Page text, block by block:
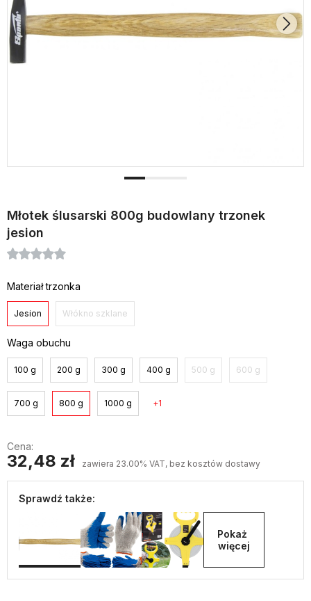
Młotek ślusarski 800g budowlany trzonek
jesion
Materiał trzonka
Jesion Włókno szklane
Waga obuchu
100 g 200 g 300 g 400 g 500 g 600 g
700 g 800 g 1000 g 1
Cena:
32,48 zł zawiera 23.00% VAT, bez kosztów dostawy
Sprawdź także:
Pokaż
więcej